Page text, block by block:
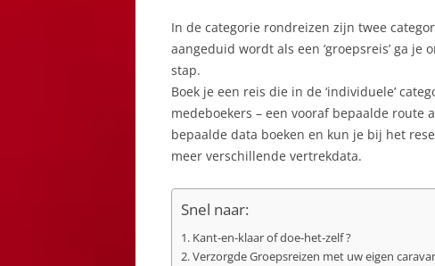
In de categorie rondreizen zijn twee
aangeduid wordt als een ‘groepsreis’ ga
stap.
Boek je een reis die in de ‘individuele’
medeboekers – een vooraf bepaalde route
bepaalde data boeken en kun je bij het
meer verschillende vertrekdata.
Snel naar:
Kant-en-klaar of doe-het-zelf ?
Verzorgde Groepsreizen met uw eigen